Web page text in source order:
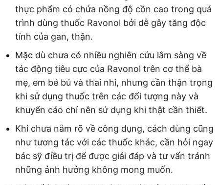
thực phẩm có chứa nồng độ cồn cao trong quá
trình dùng thuốc Ravonol bởi dễ gây tăng độc
tính của gan, thận.
Mặc dù chưa có nhiều nghiên cứu lâm sàng về
tác động tiêu cực của Ravonol trên cơ thể bà
mẹ, em bé bú và thai nhi, nhưng cần thận trọng
khi sử dụng thuốc trên các đối tượng này và
khuyến cáo chỉ nên sử dụng khi thật cần thiết.
Khi chưa nắm rõ về công dụng, cách dùng cũng
như tương tác với các thuốc khác, cần hỏi ngay
bác sỹ điều trị để được giải đáp và tư vấn tránh
những ảnh hưởng không mong muốn.